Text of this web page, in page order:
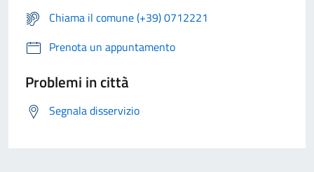
Chiama il comune (+39) 0712221
Prenota un appuntamento
Problemi in città
Segnala disservizio